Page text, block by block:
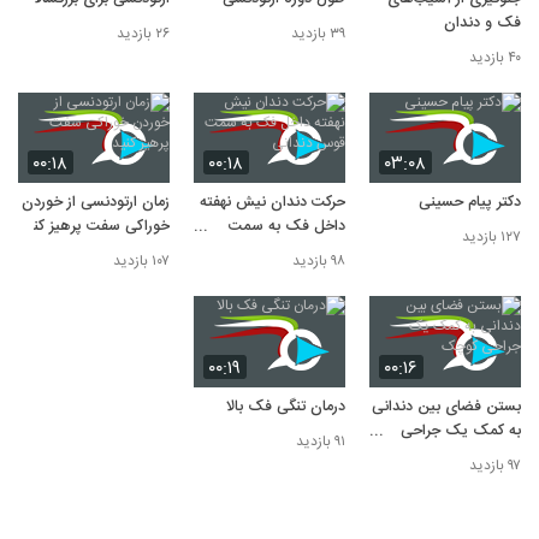
فک و دندان
۴۰ بازدید
۳۹ بازدید ۲۶ بازدید
۰۳:۰۸
دکتر پیام حسینی
۱۲۷ بازدید
۰۰:۱۸
حرکت دندان نیش نهفته
داخل فک به سمت
قوس دندانى
۹۸ بازدید
۰۰:۱۸
زمان ارتودنسی از خوردن
خوراکی سفت پرهیز کنید
۱۰۷ بازدید
۰۰:۱۶
بستن فضای بین دندانی
به کمک یک جراحی
کوچک
۹۷ بازدید
۰۰:۱۹
درمان تنگی فک بالا
۹۱ بازدید